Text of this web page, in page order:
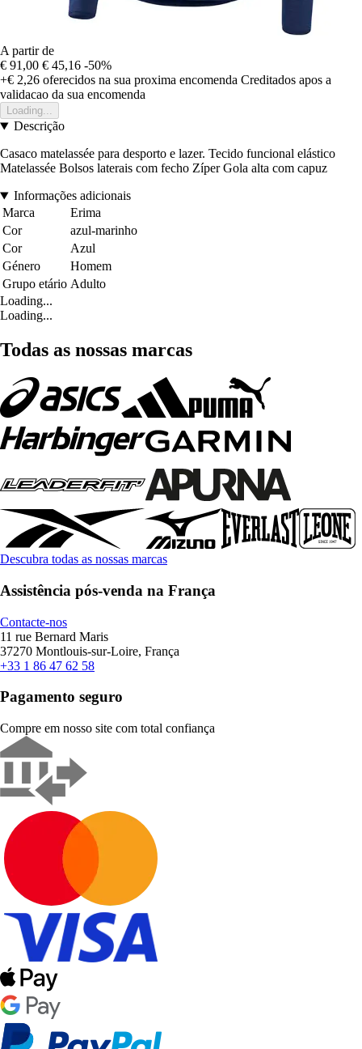
A partir de
€ 91,00 € 45,16 -50%
+€ 2,26 oferecidos na sua proxima encomenda Creditados apos a
validacao da sua encomenda
Loading...
Descrição
Casaco matelassée para desporto e lazer. Tecido funcional elástico
Matelassée Bolsos laterais com fecho Zíper Gola alta com capuz
Informações adicionais
Marca
Erima
Cor
azul-marinho
Cor
Azul
Género
Homem
Grupo etário Adulto
Loading...
Loading...
Todas as nossas marcas
Descubra todas as nossas marcas
Assistência pós-venda na França
Contacte-nos
11 rue Bernard Maris
37270 Montlouis-sur-Loire, França
+33 1 86 47 62 58
Pagamento seguro
Compre em nosso site com total confiança